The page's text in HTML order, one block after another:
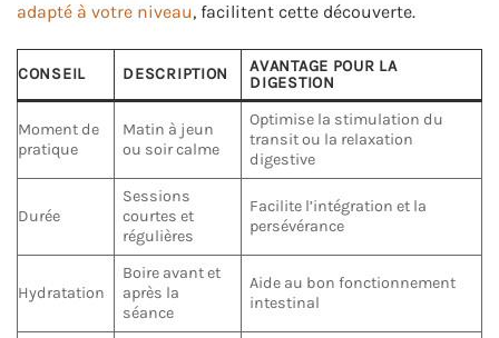
adapté à votre niveau, facilitent cette découverte.
CONSEIL DESCRIPTION
AVANTAGE POUR LA
DIGESTION
Moment de
pratique
Matin à jeun
ou soir calme
Optimise la stimulation du
transit ou la relaxation
digestive
Durée
Sessions
courtes et
régulières
Facilite l’intégration et la
persévérance
Hydratation
Boire avant et
après la
séance
Aide au bon fonctionnement
intestinal